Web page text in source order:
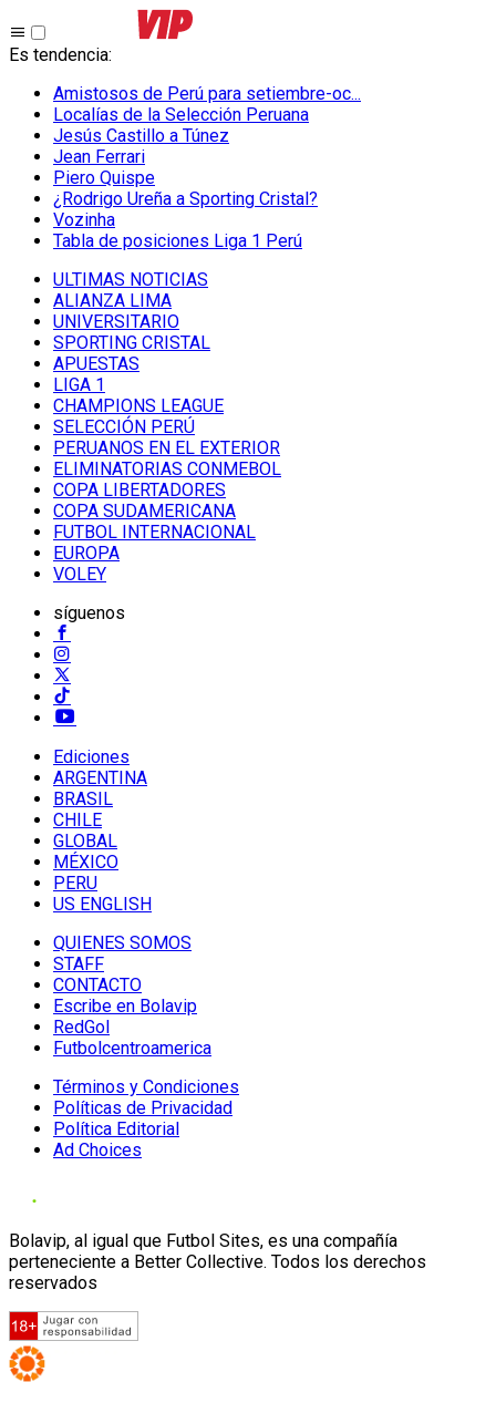
Es tendencia:
Amistosos de Perú para setiembre-oc...
Localías de la Selección Peruana
Jesús Castillo a Túnez
Jean Ferrari
Piero Quispe
¿Rodrigo Ureña a Sporting Cristal?
Vozinha
Tabla de posiciones Liga 1 Perú
ULTIMAS NOTICIAS
ALIANZA LIMA
UNIVERSITARIO
SPORTING CRISTAL
APUESTAS
LIGA 1
CHAMPIONS LEAGUE
SELECCIÓN PERÚ
PERUANOS EN EL EXTERIOR
ELIMINATORIAS CONMEBOL
COPA LIBERTADORES
COPA SUDAMERICANA
FUTBOL INTERNACIONAL
EUROPA
VOLEY
síguenos
Ediciones
ARGENTINA
BRASIL
CHILE
GLOBAL
MÉXICO
PERU
US ENGLISH
QUIENES SOMOS
STAFF
CONTACTO
Escribe en Bolavip
RedGol
Futbolcentroamerica
Términos y Condiciones
Políticas de Privacidad
Política Editorial
Ad Choices
Bolavip, al igual que Futbol Sites, es una compañía
perteneciente a Better Collective. Todos los derechos
reservados